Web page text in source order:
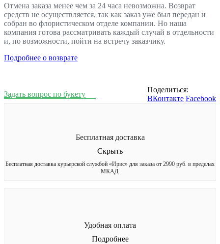
Отмена заказа менее чем за 24 часа невозможна. Возврат
средств не осуществляется, так как заказ уже был передан и
собран во флористическом отделе компании. Но наша
компания готова рассматривать каждый случай в отдельности
и, по возможности, пойти на встречу заказчику.
Подробнее о возврате
Задать вопрос по букету
Поделиться:
ВКонтакте Facebook
Бесплатная доставка
Скрыть
Бесплатная доставка курьерской службой «Ирис» для заказа от 2990 руб. в пределах
МКАД.
Удобная оплата
Подробнее